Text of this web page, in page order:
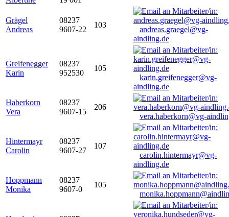
Grägel
Andreas
08237
9607-22
103
andreas.graegel@vg-
aindling.de
Greifenegger
Karin
08237
952530
105
karin.greifenegger@vg-
aindling.de
Haberkorn
Vera
08237
9607-15
206
vera.haberkorn@vg-
Hintermayr
Carolin
08237
9607-27
107
carolin.hintermayr@vg-
aindling.de
Hoppmann
Monika
08237
9607-0
105